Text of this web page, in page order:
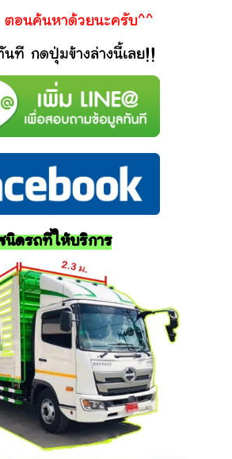
อนค้นหาด้วยนะครับ^^
นที กดปุ่มข้างล่างนี้เลย!!
นิดรถที่ให้บริการ